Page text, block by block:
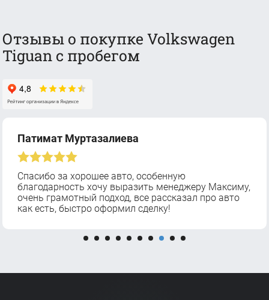
Отзывы о покупке Volkswagen
Tiguan с пробегом
Патимат Муртазалиева
Спасибо за хорошее авто, особенную
благодарность хочу выразить менеджеру Максиму,
очень грамотный подход, все рассказал про авто
как есть, быстро оформил сделку!